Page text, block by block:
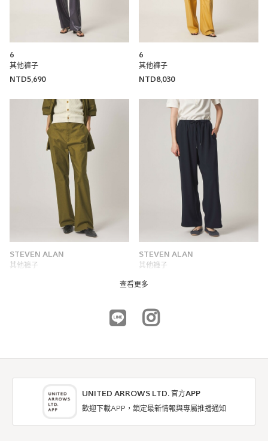
6
其他褲子
NTD5,690
6
其他褲子
NTD8,030
STEVEN ALAN
其他褲子
STEVEN ALAN
其他褲子
NTD6,020
查看更多
UNITED ARROWS LTD. 官方APP
歡迎下載APP，鎖定最新情報與專屬推播通知